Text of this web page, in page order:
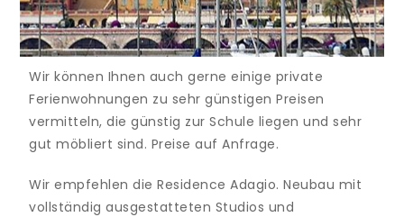
Wir können Ihnen auch gerne einige private
Ferienwohnungen zu sehr günstigen Preisen
vermitteln, die günstig zur Schule liegen und sehr
gut möbliert sind. Preise auf Anfrage.
Wir empfehlen die Residence Adagio. Neubau mit
vollständig ausgestatteten Studios und